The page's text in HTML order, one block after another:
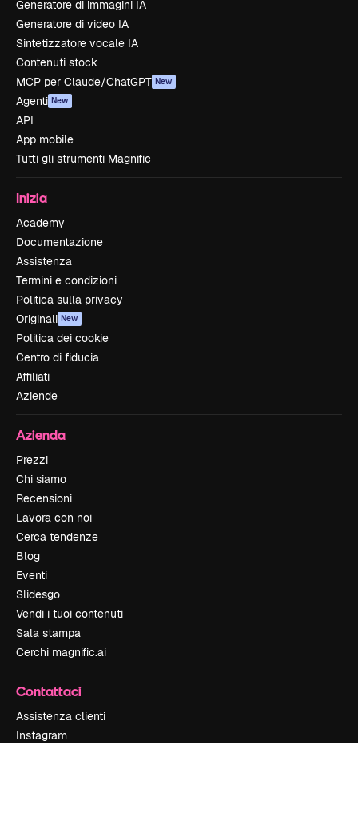
Generatore di immagini IA
Generatore di video IA
Sintetizzatore vocale IA
Contenuti stock
MCP per Claude/ChatGPT New
Agenti New
API
App mobile
Tutti gli strumenti Magnific
Inizia
Academy
Documentazione
Assistenza
Termini e condizioni
Politica sulla privacy
Originali New
Politica dei cookie
Centro di fiducia
Affiliati
Aziende
Azienda
Prezzi
Chi siamo
Recensioni
Lavora con noi
Cerca tendenze
Blog
Eventi
Slidesgo
Vendi i tuoi contenuti
Sala stampa
Cerchi magnific.ai
Contattaci
Assistenza clienti
Instagram